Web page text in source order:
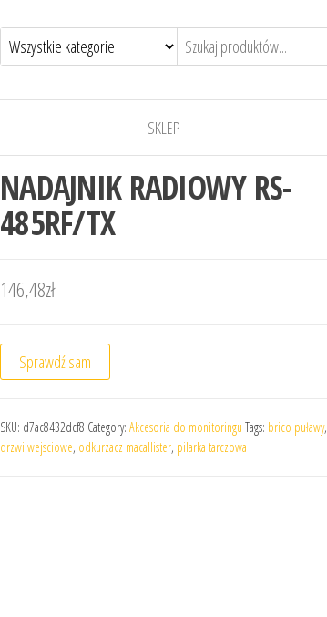
SKLEP
NADAJNIK RADIOWY RS-
485RF/TX
146,48zł
Sprawdź sam
SKU: d7ac8432dcf8 Category: Akcesoria do monitoringu Tags: brico puławy,
drzwi wejsciowe, odkurzacz macallister, pilarka tarczowa